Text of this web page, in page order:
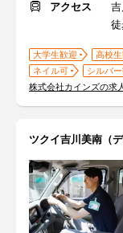
アクセス
大学生歓迎 高校
ネイル可
シルバ
株式会社カインズの求
ツクイ吉川美南（デ